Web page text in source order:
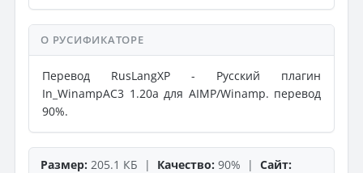
О РУСИФИКАТОРЕ
Перевод RusLangXP - Русский плагин
In_WinampAC3 1.20a для AIMP/Winamp. перевод
90%.
Размер: 205.1 КБ | Качество: 90% | Сайт: